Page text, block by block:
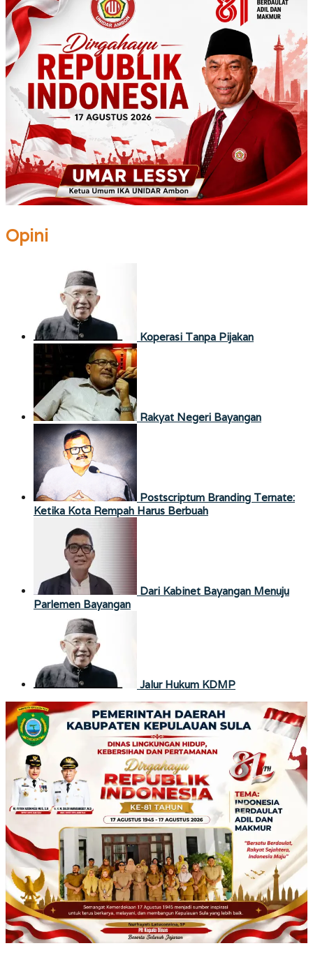
Opini
Koperasi Tanpa Pijakan
Rakyat Negeri Bayangan
Postscriptum Branding Ternate:
Ketika Kota Rempah Harus Berbuah
Dari Kabinet Bayangan Menuju
Parlemen Bayangan
Jalur Hukum KDMP